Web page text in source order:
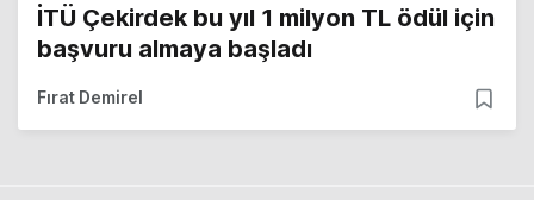
İTÜ Çekirdek bu yıl 1 milyon TL ödül için
başvuru almaya başladı
Fırat Demirel